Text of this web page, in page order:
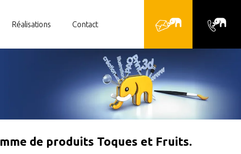
Réalisations Contact
de produits Toques et Fruits.